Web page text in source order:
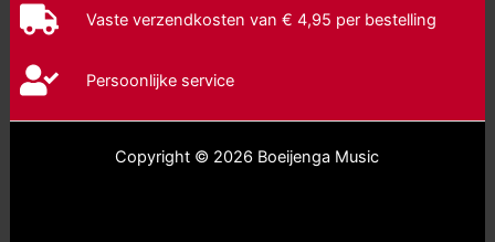
Vaste verzendkosten van € 4,95 per bestelling
Persoonlijke service
Copyright © 2026 Boeijenga Music